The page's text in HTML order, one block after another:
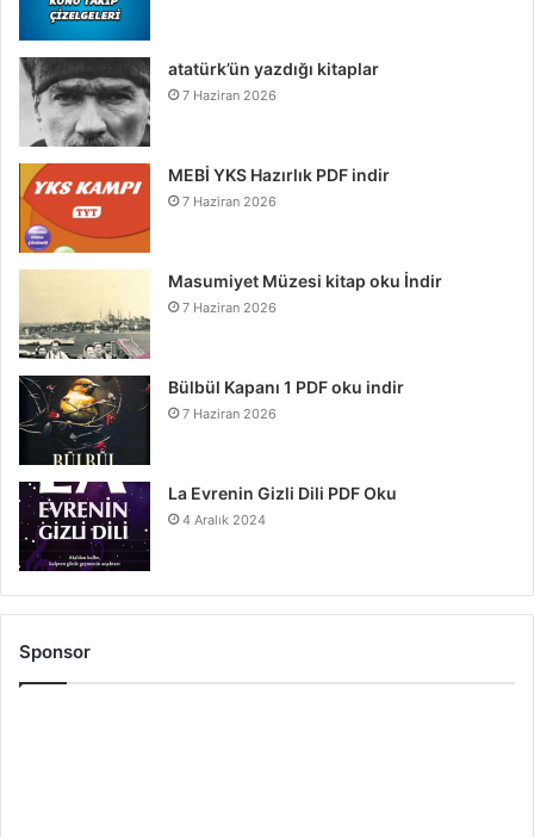
atatürk’ün yazdığı kitaplar
7 Haziran 2026
MEBİ YKS Hazırlık PDF indir
7 Haziran 2026
Masumiyet Müzesi kitap oku İndir
7 Haziran 2026
Bülbül Kapanı 1 PDF oku indir
7 Haziran 2026
La Evrenin Gizli Dili PDF Oku
4 Aralık 2024
Sponsor